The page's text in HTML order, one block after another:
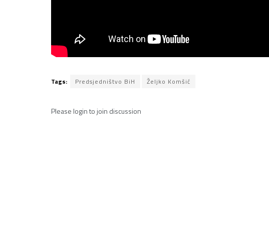
Tags: Predsjedništvo BiH Željko Komšić
Please loginto join discussion